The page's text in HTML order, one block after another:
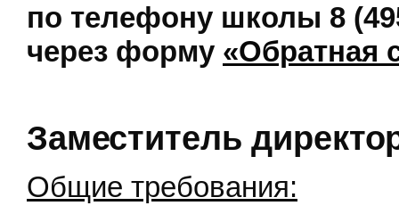
по телефону школы 8
через форму «Обратная
Заместитель
Общие требования: